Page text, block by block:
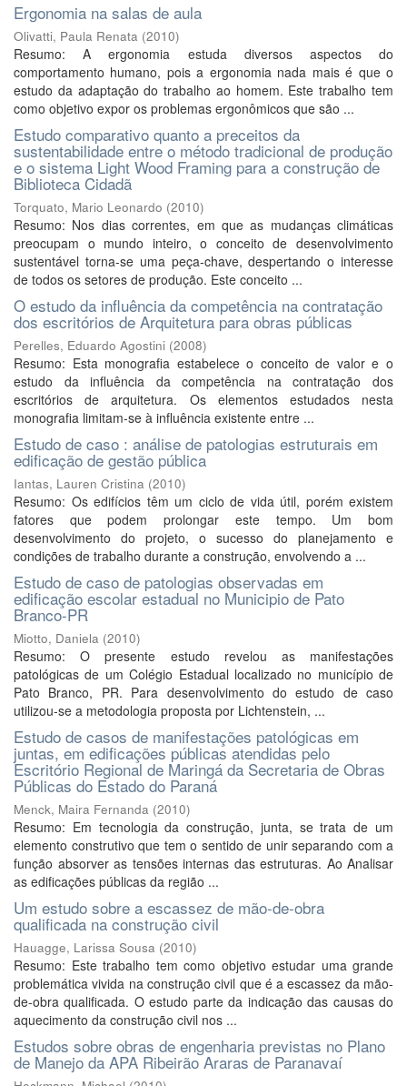
Ergonomia na salas de aula
Olivatti, Paula Renata (2010)
Resumo: A ergonomia estuda diversos aspectos do
comportamento humano, pois a ergonomia nada mais é que o
estudo da adaptação do trabalho ao homem. Este trabalho tem
como objetivo expor os problemas ergonômicos que são ...
Estudo comparativo quanto a preceitos da
sustentabilidade entre o método tradicional de produção
e o sistema Light Wood Framing para a construção de
Biblioteca Cidadã
Torquato, Mario Leonardo (2010)
Resumo: Nos dias correntes, em que as mudanças climáticas
preocupam o mundo inteiro, o conceito de desenvolvimento
sustentável torna-se uma peça-chave, despertando o interesse
de todos os setores de produção. Este conceito ...
O estudo da influência da competência na contratação
dos escritórios de Arquitetura para obras públicas
Perelles, Eduardo Agostini (2008)
Resumo: Esta monografia estabelece o conceito de valor e o
estudo da influência da competência na contratação dos
escritórios de arquitetura. Os elementos estudados nesta
monografia limitam-se à influência existente entre ...
Estudo de caso : análise de patologias estruturais em
edificação de gestão pública
Iantas, Lauren Cristina (2010)
Resumo: Os edifícios têm um ciclo de vida útil, porém existem
fatores que podem prolongar este tempo. Um bom
desenvolvimento do projeto, o sucesso do planejamento e
condições de trabalho durante a construção, envolvendo a ...
Estudo de caso de patologias observadas em
edificação escolar estadual no Municipio de Pato
Branco-PR
Miotto, Daniela (2010)
Resumo: O presente estudo revelou as manifestações
patológicas de um Colégio Estadual localizado no município de
Pato Branco, PR. Para desenvolvimento do estudo de caso
utilizou-se a metodologia proposta por Lichtenstein, ...
Estudo de casos de manifestações patológicas em
juntas, em edificações públicas atendidas pelo
Escritório Regional de Maringá da Secretaria de Obras
Públicas do Estado do Paraná
Menck, Maira Fernanda (2010)
Resumo: Em tecnologia da construção, junta, se trata de um
elemento construtivo que tem o sentido de unir separando com a
função absorver as tensões internas das estruturas. Ao Analisar
as edificações públicas da região ...
Um estudo sobre a escassez de mão-de-obra
qualificada na construção civil
Hauagge, Larissa Sousa (2010)
Resumo: Este trabalho tem como objetivo estudar uma grande
problemática vivida na construção civil que é a escassez da mão-
de-obra qualificada. O estudo parte da indicação das causas do
aquecimento da construção civil nos ...
Estudos sobre obras de engenharia previstas no Plano
de Manejo da APA Ribeirão Araras de Paranavaí